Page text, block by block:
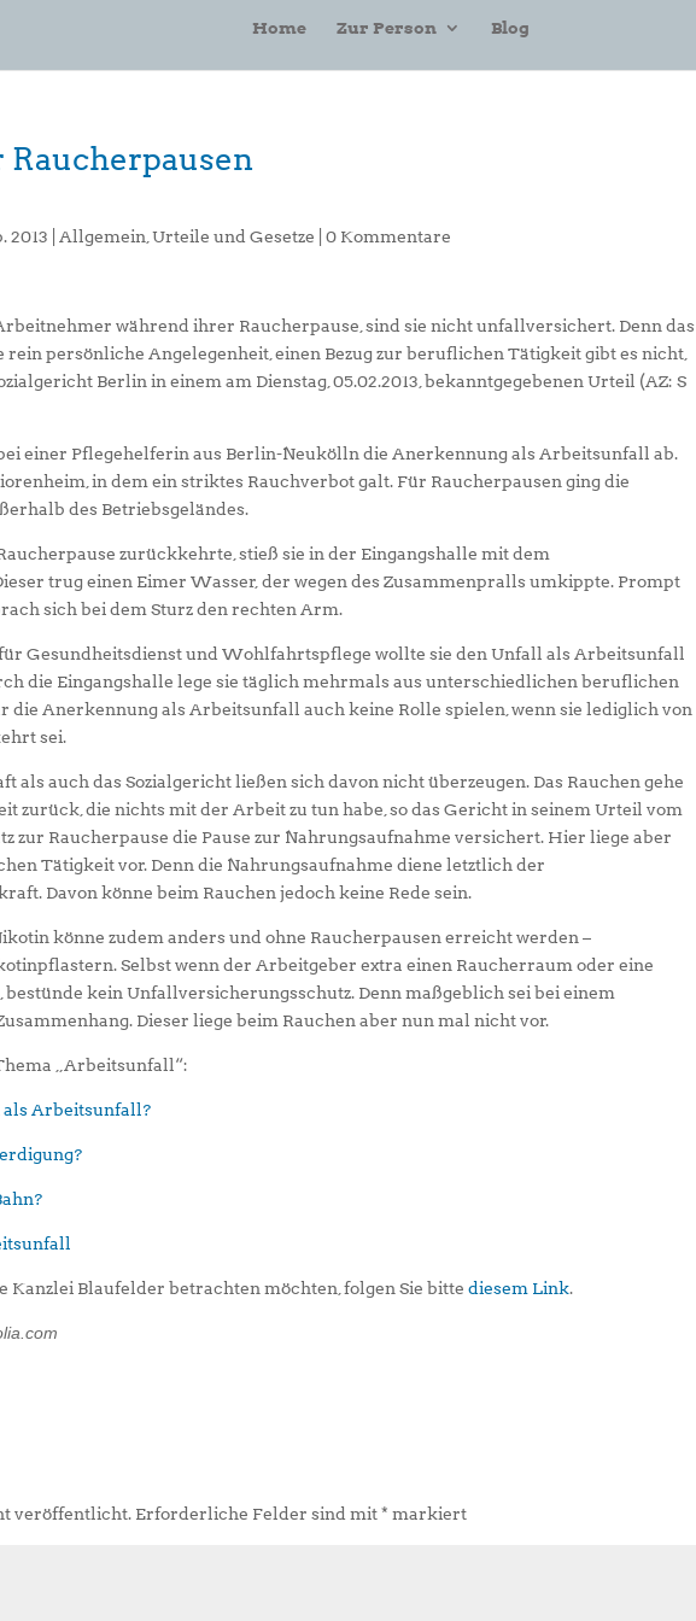
Home Zur Person Blog
Raucherpausen
2013 Allgemein ,Urteile und Gesetze |0 Kommentare
während ihrer Raucherpause, sind sie nicht unfallversichert. Denn das
rein persönliche Angelegenheit, einen Bezug zur beruflichen Tätigkeit gibt es nicht,
Berlin in einem am Dienstag, 05.02.2013, bekanntgegebenen Urteil (AZ: S
einer Pflegehelferin aus Berlin-Neukölln die Anerkennung als Arbeitsunfall ab.
in dem ein striktes Rauchverbot galt. Für Raucherpausen ging die
des Betriebsgeländes.
zurückkehrte, stieß sie in der Eingangshalle mit dem
trug einen Eimer Wasser, der wegen des Zusammenpralls umkippte. Prompt
sich bei dem Sturz den rechten Arm.
Gesundheitsdienst und Wohlfahrtspflege wollte sie den Unfall als Arbeitsunfall
die Eingangshalle lege sie täglich mehrmals aus unterschiedlichen beruflichen
die Anerkennung als Arbeitsunfall auch keine Rolle spielen, wenn sie lediglich von
sei.
als auch das Sozialgericht ließen sich davon nicht überzeugen. Das Rauchen gehe
zurück, die nichts mit der Arbeit zu tun habe, so das Gericht in seinem Urteil vom
zur Raucherpause die Pause zur Nahrungsaufnahme versichert. Hier liege aber
Tätigkeit vor. Denn die Nahrungsaufnahme diene letztlich der
Davon könne beim Rauchen jedoch keine Rede sein.
könne zudem anders und ohne Raucherpausen erreicht werden –
Selbst wenn der Arbeitgeber extra einen Raucherraum oder eine
kein Unfallversicherungsschutz. Denn maßgeblich sei bei einem
Dieser liege beim Rauchen aber nun mal nicht vor.
„Arbeitsunfall“:
als Arbeitsunfall?
Kanzlei Blaufelder betrachten möchten, folgen Sie bittediesem Link.
veröffentlicht. Erforderliche Felder sind mit* markiert